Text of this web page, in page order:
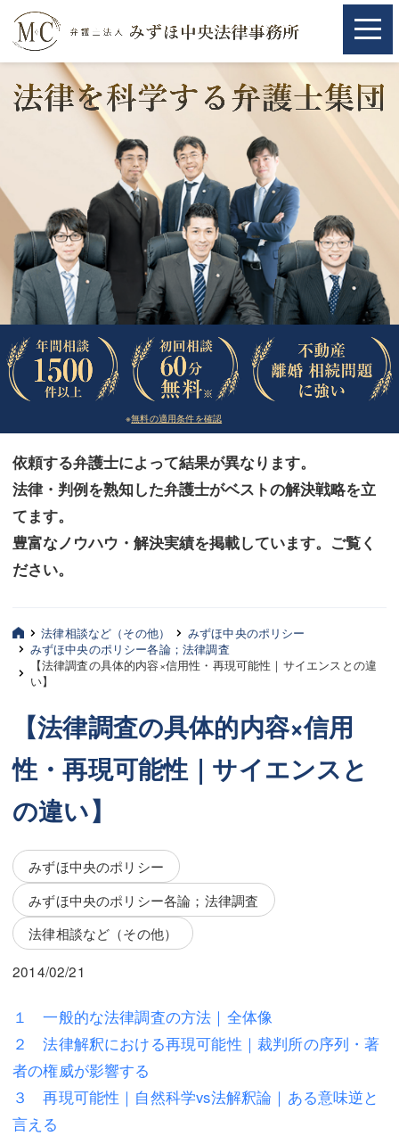
ホーム
相続・遺言
離婚（夫婦間トラブル）
企業法務
労働問題（解雇，残業等）
刑事弁護
交通事故
法律相談など（その他）
お客様へ
みずほ中央の特長・実質編
みずほ中央の特長・形式編
三平 聡史
酒井 博之
坂本 陽一
桶川 聡
三平 隆史
吉元 優仁
小川 祐
弁護士費用
離婚（夫婦間トラブル）
企業法務
労働問題（解雇，残業等）
※無料の適用条件を確認
依頼する弁護士によって結果が異なります。
法律・判例を熟知した弁護士がベストの解決戦略を立
てます。
豊富なノウハウ・解決実績を掲載しています。ご覧く
ださい。
ホーム
相続・遺言
離婚（夫婦間トラブル）
企業法務
労働問題（解雇，残業等）
刑事弁護
交通事故
法律相談など（その他）
お客様へ
みずほ中央の特長・実質編
みずほ中央の特長・形式編
三平 聡史
酒井 博之
坂本 陽一
桶川 聡
三平 隆史
吉元 優仁
弁護士費用
不動産
企業法務
労働問題（解雇，残業等）
刑事弁護
法律相談など（その他）
みずほ中央のポリシー
みずほ中央のポリシー各論；法律調査
【法律調査の具体的内容×信用性・再現可能性｜サイエンスとの違
い】
【法律調査の具体的内容×信用
性・再現可能性｜サイエンスと
の違い】
みずほ中央のポリシー
みずほ中央のポリシー各論；法律調査
法律相談など（その他）
2014/02/21
１ 一般的な法律調査の方法｜全体像
２ 法律解釈における再現可能性｜裁判所の序列・著
者の権威が影響する
３ 再現可能性｜自然科学vs法解釈論｜ある意味逆と
言える